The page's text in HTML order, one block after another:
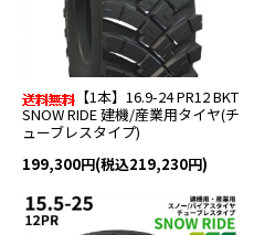
【1本】16.9-24 PR12 BKT
SNOW RIDE 建機/産業用タイヤ(チ
ューブレスタイプ)
199,300円(税込219,230円)